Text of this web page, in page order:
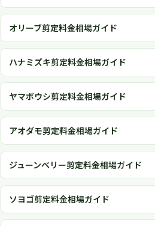
オリーブ剪定料金相場ガイド
ハナミズキ剪定料金相場ガイド
ヤマボウシ剪定料金相場ガイド
アオダモ剪定料金相場ガイド
ジューンベリー剪定料金相場ガイド
ソヨゴ剪定料金相場ガイド